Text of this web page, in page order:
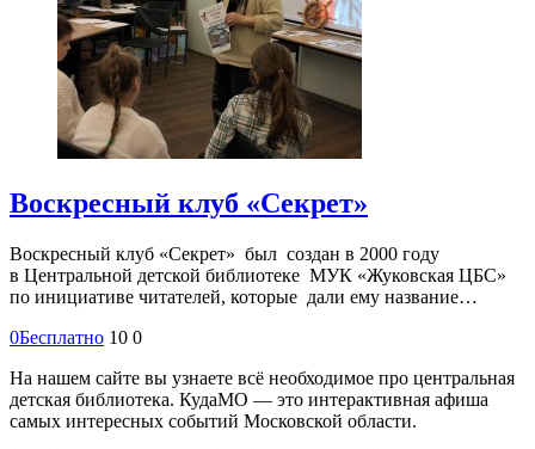
Воскресный клуб «Секрет»
Воскресный клуб «Секрет» был создан в 2000 году
в Центральной детской библиотеке МУК «Жуковская ЦБС»
по инициативе читателей, которые дали ему название…
0Бесплатно 10 0
На нашем сайте вы узнаете всё необходимое про центральная
детская библиотека. КудаМО — это интерактивная афиша
самых интересных событий Московской области.